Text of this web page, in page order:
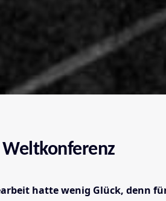
hatte wenig Glück, denn